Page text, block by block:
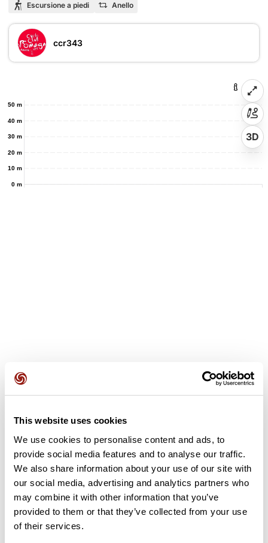
This website uses cookies
We use cookies to personalise content and ads, to
provide social media features and to analyse our traffic.
We also share information about your use of our site with
our social media, advertising and analytics partners who
may combine it with other information that you’ve
provided to them or that they’ve collected from your use
of their services.
Escursione a piedi Anello
ccr343
0 m
10 m
20 m
30 m
40 m
50 m
3D
Recensioni degli utenti
Questo percorso non contiene ancora alcuna recensione.
Aggiungi una recensione